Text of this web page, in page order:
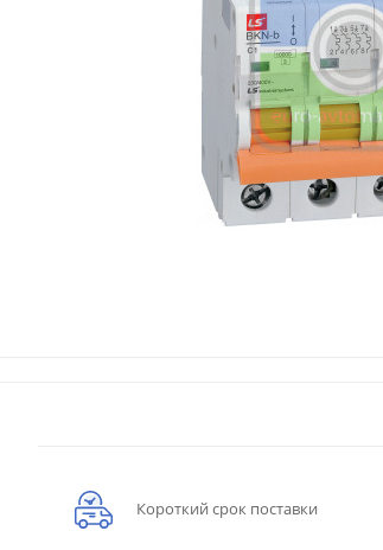
Короткий срок поставки